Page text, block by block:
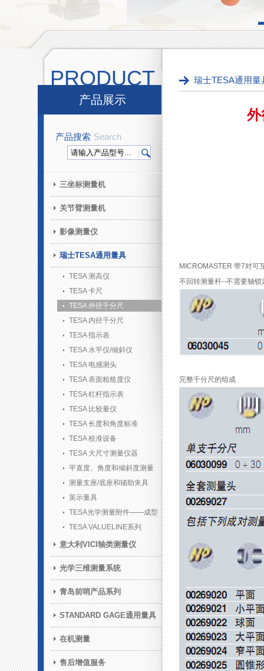
PRODUCT
产品展示
产品搜索 Search
三坐标测量机
关节臂测量机
影像测量仪
瑞士TESA通用量具
TESA 测高仪
TESA 卡尺
TESA 外径千分尺
TESA 内径千分尺
TESA 指示表
TESA 水平仪/倾斜仪
TESA 电感测头
TESA 表面粗糙度仪
TESA 杠杆指示表
TESA 比较量仪
TESA 长度和角度标准
TESA 校准设备
TESA 大尺寸测量仪器
平直度、角度和倾斜度测量
测量支座/底座和辅助夹具
英示量具
TESA光学测量附件——成型
胶套装TESA VALUELINE系列
意大利VICI轴类测量仪
光学三维测量系统
青岛前哨产品系列
STANDARD GAGE通用量具
在机测量
售后增值服务
瑞士TESA通用量
MICROMASTER 带7对可
不回转测量杆--不需要轴锁
完整千分尺的组成